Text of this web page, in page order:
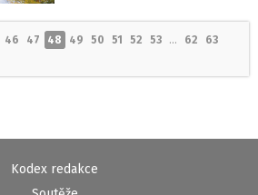
46 47 48 49 50 51 52 53 ... 62
63
Kodex redakce